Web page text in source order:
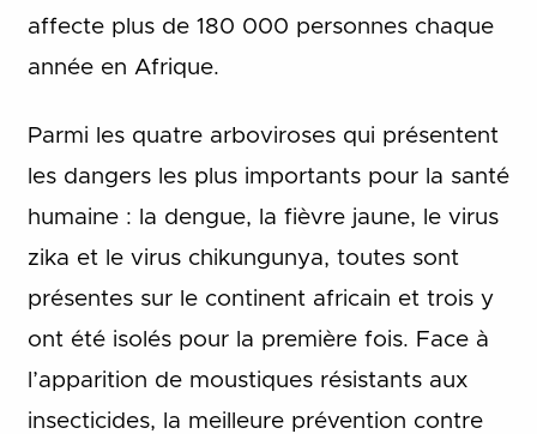
affecte plus de 180 000 personnes chaque
année en Afrique.
Parmi les quatre arboviroses qui présentent
les dangers les plus importants pour la santé
humaine : la dengue, la fièvre jaune, le virus
zika et le virus chikungunya, toutes sont
présentes sur le continent africain et trois y
ont été isolés pour la première fois. Face à
l’apparition de moustiques résistants aux
insecticides, la meilleure prévention contre